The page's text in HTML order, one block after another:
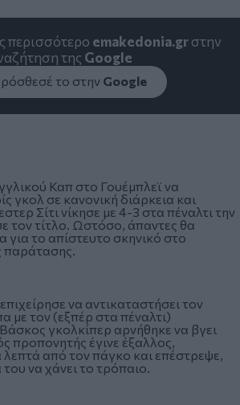
περισσότερο emakedonia.grστην
της Google
το στην Google
Καπ στο Γουέμπλεϊ να
γκολ σε κανονική διάρκεια και
Σίτι νίκησε με 4-3 στα πέναλτι την
τον τίτλο. Ωστόσο, άπαντες θα
για το απίστευτο σκηνικό στο
παράτασης.
να αντικαταστήσει τον
με τον (εξπέρ στα πέναλτι)
γκολκίπερ αρνήθηκε να βγει
προπονητής έγινε έξαλλος,
από τον πάγκο και επέστρεψε,
να χάνει το τρόπαιο.